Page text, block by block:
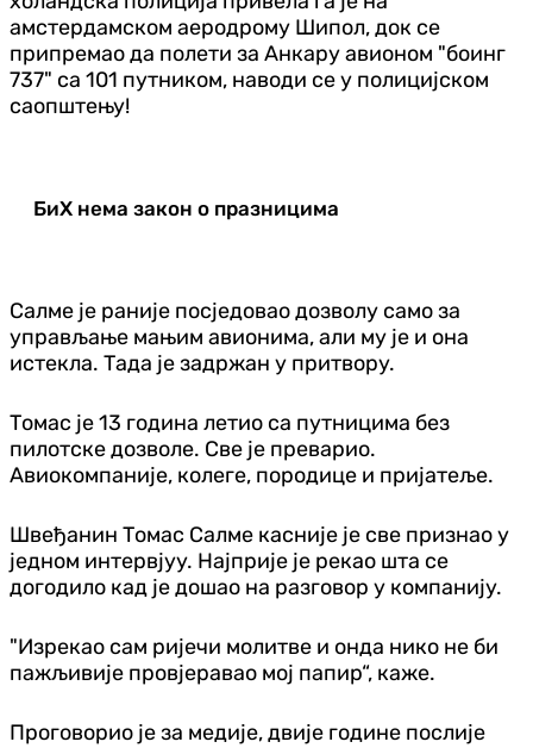
амстердамском аеродрому Шипол, док се
припремао да полети за Анкару авионом "боинг
737" са 101 путником, наводи се у полицијском
саопштењу!
БиХ нема закон о празницима
Салме је раније посједовао дозволу само за
управљање мањим авионима, али му је и она
истекла. Тада је задржан у притвору.
Томас је 13 година летио са путницима без
пилотске дозволе. Све је преварио.
Авиокомпаније, колеге, породице и пријатеље.
Швеђанин Томас Салме касније је све признао у
једном интервјуу. Најприје је рекао шта се
догодило кад је дошао на разговор у компанију.
"Изрекао сам ријечи молитве и онда нико не би
пажљивије провјеравао мој папир“, каже.
Проговорио је за медије, двије године послије